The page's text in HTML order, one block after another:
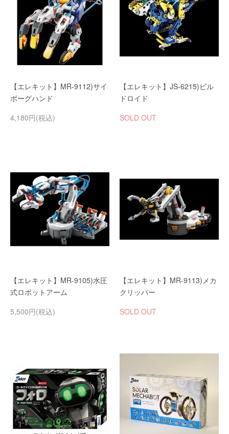
【エレキット】MR-9112)サイ
ボーグハンド
4,180円(税込)
【エレキット】JS-6215)ビル
ドロイド
SOLD OUT
【エレキット】MR-9105)水圧
式ロボットアーム
5,500円(税込)
【エレキット】MR-9113)メカ
クリッパー
SOLD OUT